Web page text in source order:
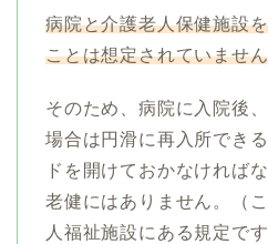
病院と介護老人保健施設
ことは想定されていませ
そのため、病院に入院後
場合は円滑に再入所でき
ドを開けておかなければ
老健にはありません。（
人福祉施設にある規定で